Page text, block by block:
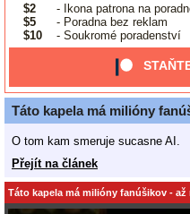
$2
- Ikona patrona na
$5
- Poradna bez reklam
$10
- Soukromé poradenství
Táto kapela má milióny
O tom kam smeruje sucasne AI.
Přejít na článek
Táto kapela má milióny fanúšikov - až